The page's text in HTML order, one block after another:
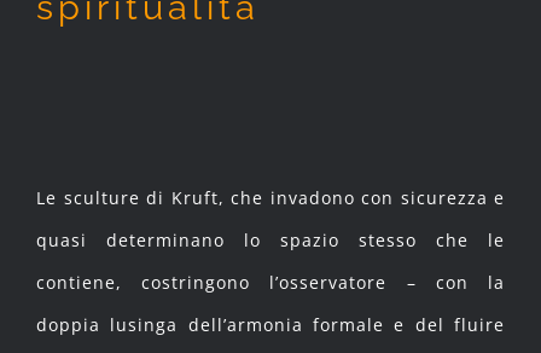
Le sculture di Kruft, che invadono con sicurezza e
quasi determinano lo spazio stesso che le
contiene, costringono l’osservatore – con la
doppia lusinga dell’armonia formale e del fluire